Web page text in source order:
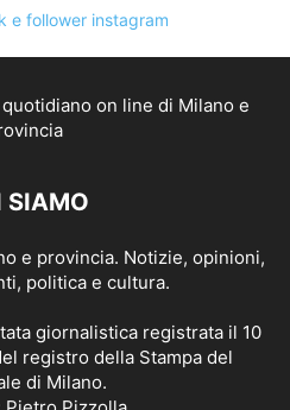
SIAMO
e provincia. Notizie, opinioni,
politica e cultura.
giornalistica registrata il 10
registro della Stampa del
di Milano.